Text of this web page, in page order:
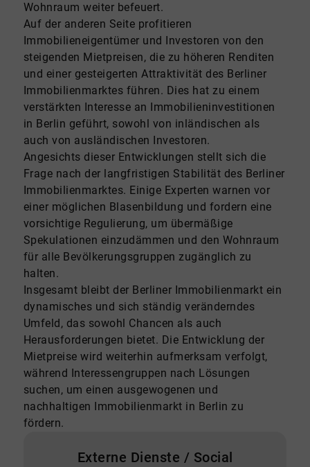
Wohnraum weiter befeuert.
Auf der anderen Seite profitieren
Immobilieneigentümer und Investoren von den
steigenden Mietpreisen, die zu höheren Renditen
und einer gesteigerten Attraktivität des Berliner
Immobilienmarktes führen. Dies hat zu einem
verstärkten Interesse an Immobilieninvestitionen
in Berlin geführt, sowohl von inländischen als
auch von ausländischen Investoren.
Angesichts dieser Entwicklungen stellt sich die
Frage nach der langfristigen Stabilität des Berliner
Immobilienmarktes. Einige Experten warnen vor
einer möglichen Blasenbildung und fordern eine
vorsichtige Regulierung, um übermäßige
Spekulationen einzudämmen und den Wohnraum
für alle Bevölkerungsgruppen zugänglich zu
halten.
Insgesamt bleibt der Berliner Immobilienmarkt ein
dynamisches und sich ständig veränderndes
Umfeld, das sowohl Chancen als auch
Herausforderungen bietet. Die Entwicklung der
Mietpreise wird weiterhin aufmerksam verfolgt,
während Interessengruppen nach Lösungen
suchen, um einen ausgewogenen und
nachhaltigen Immobilienmarkt in Berlin zu
fördern.
Externe Dienste / Social